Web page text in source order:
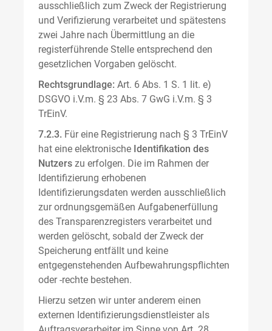
ausschließlich zum Zweck der Registrierung
und Verifizierung verarbeitet und spätestens
zwei Jahre nach Übermittlung an die
registerführende Stelle entsprechend den
gesetzlichen Vorgaben gelöscht.
Rechtsgrundlage: Art. 6 Abs. 1 S. 1 lit. e)
DSGVO i.V.m. § 23 Abs. 7 GwG i.V.m. § 3
TrEinV.
7.2.3. Für eine Registrierung nach § 3 TrEinV
hat eine elektronische Identifikation des
Nutzers zu erfolgen. Die im Rahmen der
Identifizierung erhobenen
Identifizierungsdaten werden ausschließlich
zur ordnungsgemäßen Aufgabenerfüllung
des Transparenzregisters verarbeitet und
werden gelöscht, sobald der Zweck der
Speicherung entfällt und keine
entgegenstehenden Aufbewahrungspflichten
oder -rechte bestehen.
Hierzu setzen wir unter anderem einen
externen Identifizierungsdienstleister als